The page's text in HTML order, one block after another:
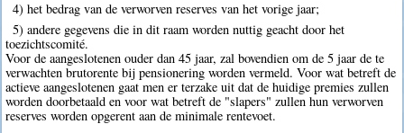
4) het bedrag van de verworven reserves van het vorige jaar;
5) andere gegevens die in dit raam worden nuttig geacht door het
toezichtscomité.
Voor de aangeslotenen ouder dan 45 jaar, zal bovendien om de 5 jaar de te
verwachten brutorente bij pensionering worden vermeld. Voor wat betreft de
actieve aangeslotenen gaat men er terzake uit dat de huidige premies zullen
worden doorbetaald en voor wat betreft de "slapers" zullen hun verworven
reserves worden opgerent aan de minimale rentevoet.